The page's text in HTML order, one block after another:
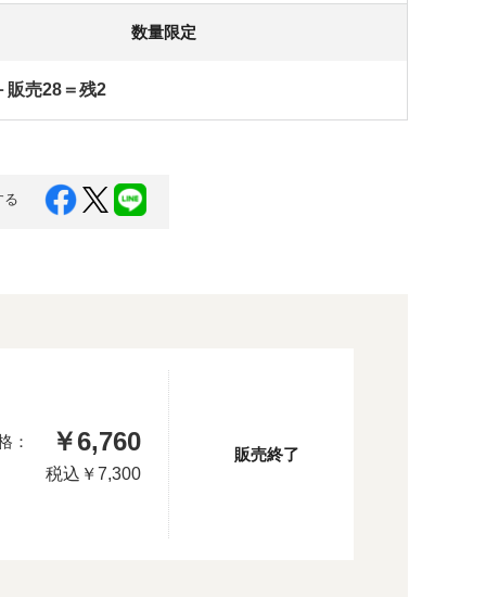
数量限定
販売28＝残2
る
： ￥6,760
税込 ￥7,300
販売終了